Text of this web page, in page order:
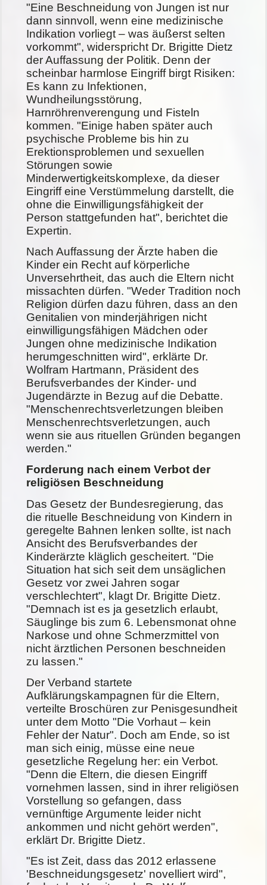
"Eine Beschneidung von Jungen ist nur
dann sinnvoll, wenn eine medizinische
Indikation vorliegt – was äußerst selten
vorkommt", widerspricht Dr. Brigitte Dietz
der Auffassung der Politik. Denn der
scheinbar harmlose Eingriff birgt Risiken:
Es kann zu Infektionen,
Wundheilungsstörung,
Harnröhrenverengung und Fisteln
kommen. "Einige haben später auch
psychische Probleme bis hin zu
Erektionsproblemen und sexuellen
Störungen sowie
Minderwertigkeitskomplexe, da dieser
Eingriff eine Verstümmelung darstellt, die
ohne die Einwilligungsfähigkeit der
Person stattgefunden hat", berichtet die
Expertin.
Nach Auffassung der Ärzte haben die
Kinder ein Recht auf körperliche
Unversehrtheit, das auch die Eltern nicht
missachten dürfen. "Weder Tradition noch
Religion dürfen dazu führen, dass an den
Genitalien von minderjährigen nicht
einwilligungsfähigen Mädchen oder
Jungen ohne medizinische Indikation
herumgeschnitten wird", erklärte Dr.
Wolfram Hartmann, Präsident des
Berufsverbandes der Kinder- und
Jugendärzte in Bezug auf die Debatte.
"Menschenrechtsverletzungen bleiben
Menschenrechtsverletzungen, auch
wenn sie aus rituellen Gründen begangen
werden."
Forderung nach einem Verbot der
religiösen Beschneidung
Das Gesetz der Bundesregierung, das
die rituelle Beschneidung von Kindern in
geregelte Bahnen lenken sollte, ist nach
Ansicht des Berufsverbandes der
Kinderärzte kläglich gescheitert. "Die
Situation hat sich seit dem unsäglichen
Gesetz vor zwei Jahren sogar
verschlechtert", klagt Dr. Brigitte Dietz.
"Demnach ist es ja gesetzlich erlaubt,
Säuglinge bis zum 6. Lebensmonat ohne
Narkose und ohne Schmerzmittel von
nicht ärztlichen Personen beschneiden
zu lassen."
Der Verband startete
Aufklärungskampagnen für die Eltern,
verteilte Broschüren zur Penisgesundheit
unter dem Motto "Die Vorhaut – kein
Fehler der Natur". Doch am Ende, so ist
man sich einig, müsse eine neue
gesetzliche Regelung her: ein Verbot.
"Denn die Eltern, die diesen Eingriff
vornehmen lassen, sind in ihrer religiösen
Vorstellung so gefangen, dass
vernünftige Argumente leider nicht
ankommen und nicht gehört werden",
erklärt Dr. Brigitte Dietz.
"Es ist Zeit, dass das 2012 erlassene
'Beschneidungsgesetz' novelliert wird",